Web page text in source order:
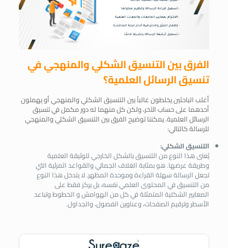
الفرق بين التنسيق الشكلي والمنهجي في
تنسيق الرسائل العلمية؟
أغلب الباحثين يخلطون غالباً بين التنسيق الشكلي والمنهجي أو يهملون
أحدهما على حساب الآخر، ولكن كل منهما له دور مكمل في تنسيق
الرسائل العلمية. يمكننا توضيح الفرق بين التنسيق الشكلي والمنهجي
للرسالة كالتالي:
التنسيق الشكلي:
يُعنى هذا النوع من التنسيق بالشكل الخارجي للوثيقة العلمية
وطريقة عرضها. هو بمثابة الغلاف الجمالي والقواعد المرئية التي
تجعل الرسالة سهلة القراءة وموحدة المظهر. لا يتدخل هذا النوع
من التنسيق في المحتوى العلمي نفسه، بل يركز فقط على
المعايير الشكلية المتمثلة في كل من الهوامش و الخطوط وتباعد
الأسطر وترقيم الصفحات، وعناوين الفصول، والجداول.